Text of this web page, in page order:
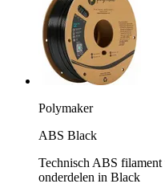
Polymaker
ABS Black
Technisch ABS filament
onderdelen in Black